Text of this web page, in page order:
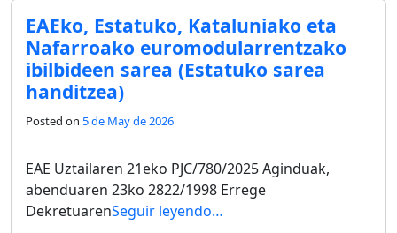
EAEko, Estatuko, Kataluniako eta
Nafarroako euromodularrentzako
ibilbideen sarea (Estatuko sarea
handitzea)
Posted on 5 de May de 2026
EAE Uztailaren 21eko PJC/780/2025 Aginduak,
abenduaren 23ko 2822/1998 Errege
DekretuarenSeguir leyendo…